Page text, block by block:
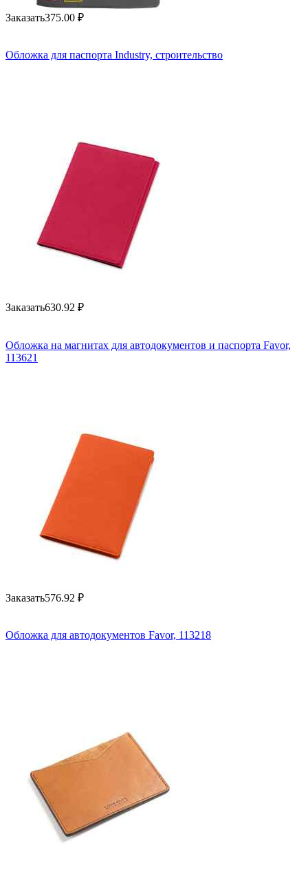
Заказать375.00 ₽
Обложка для паспорта Industry, строительство
Заказать630.92 ₽
Обложка на магнитах для автодокументов и паспорта Favor,
113621
Заказать576.92 ₽
Обложка для автодокументов Favor, 113218